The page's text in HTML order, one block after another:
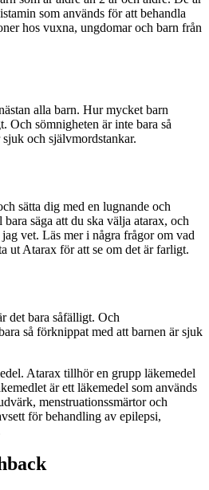
som används för att behandla
hos vuxna, ungdomar och barn från
alla barn. Hur mycket barn
Och sömnigheten är inte bara så
och självmordstankar.
sätta dig med en lugnande och
säga att du ska välja atarax, och
vet. Läs mer i några frågor om vad
ut Atarax för att se om det är farligt.
det bara såfälligt. Och
så förknippat med att barnen är sjuk
Atarax tillhör en grupp läkemedel
är ett läkemedel som används
menstruationssmärtor och
för behandling av epilepsi,